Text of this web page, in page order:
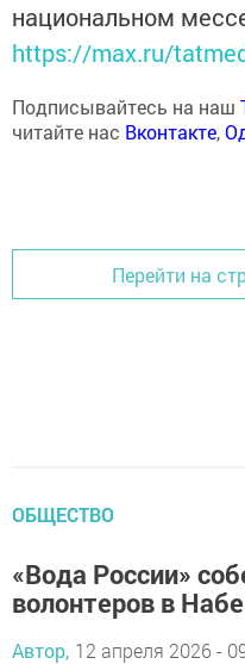
национальном
https://max.ru/
Подписывайтесь на наш
читайте нас Вконтакте,
Перейти на
ОБЩЕСТВО
«Вода России»
волонтеров в
Автор, 12 апреля 2026 -